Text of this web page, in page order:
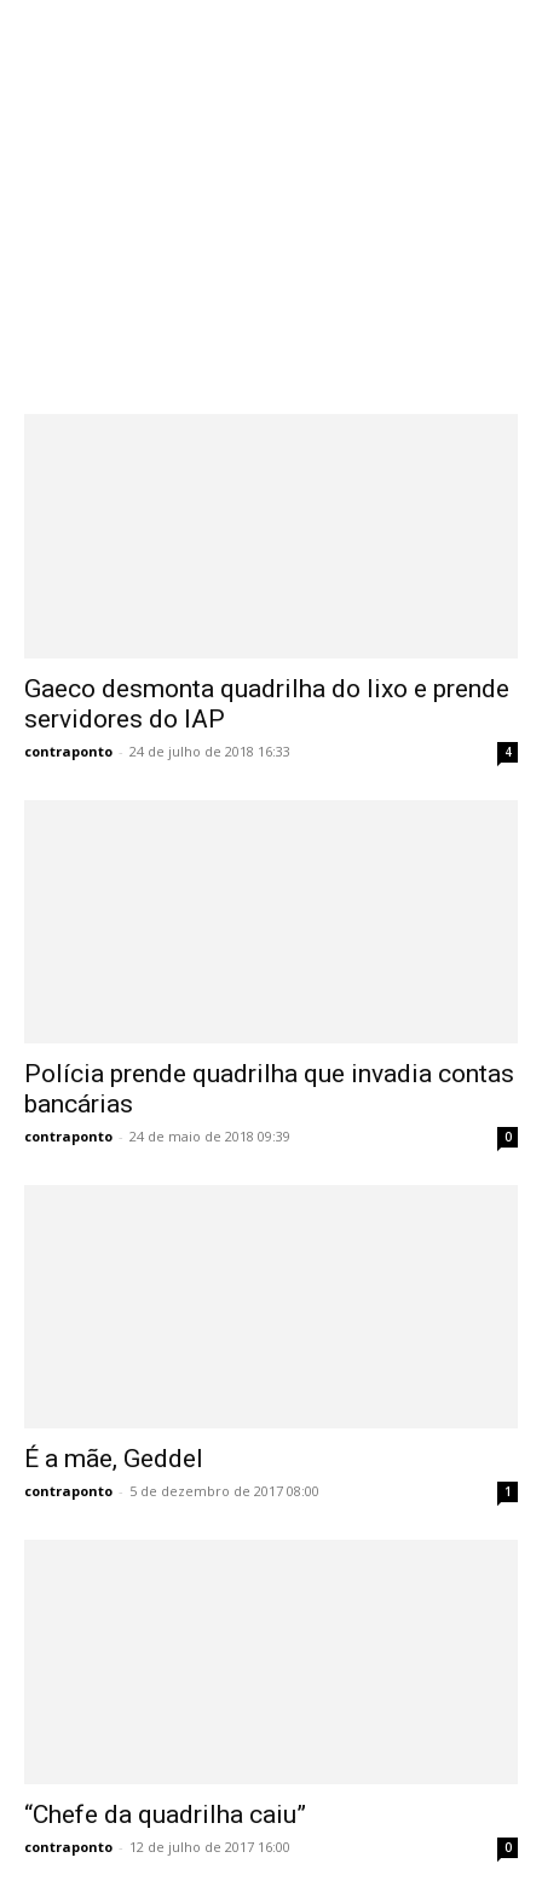
Gaeco desmonta quadrilha do lixo e prende
servidores do IAP
contraponto - 24 de julho de 2018 16:33 4
Polícia prende quadrilha que invadia contas
bancárias
contraponto - 24 de maio de 2018 09:39 0
É a mãe, Geddel
contraponto - 5 de dezembro de 2017 08:00 1
“Chefe da quadrilha caiu”
contraponto - 12 de julho de 2017 16:00 0